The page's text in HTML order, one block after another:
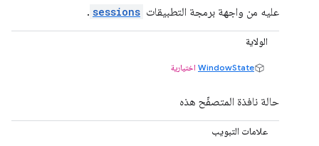
عليه من واجهة برمجة التطبيقات sessions
.
الولاية
WindowState اختيارية
حالة نافذة المتصفّح هذه
علامات التبويب